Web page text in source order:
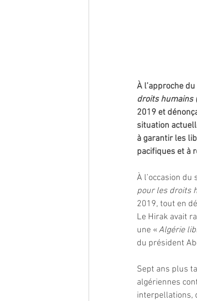
À l’approche
droits humains
2019 et
situation
à garantir les
pacifiques et à
À l’occasion
pour les droits
2019, tout en
Le Hirak avait
une « Algérie
du président
Sept ans plus
algériennes
interpellations,